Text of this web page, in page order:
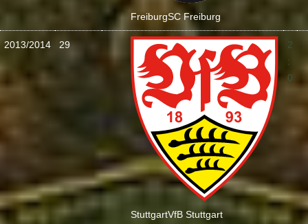
FreiburgSC Freiburg
2013/2014 29
StuttgartVfB Stuttgart
2
:
0